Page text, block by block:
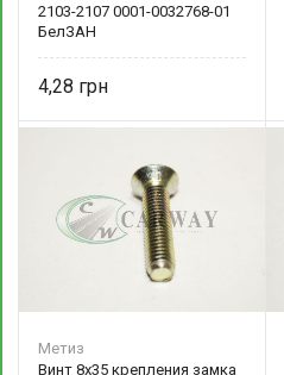
2103-2107 0001-0032768-01
БелЗАН
4,28
Метиз
Винт 8х35 крепления замка